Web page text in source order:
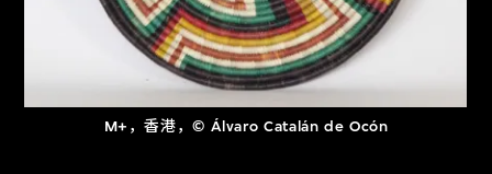
M+，香港，© Álvaro Catalán de Ocón
关于M+藏品
探索世界顶级的二十及二十一世纪视觉
文化藏品。